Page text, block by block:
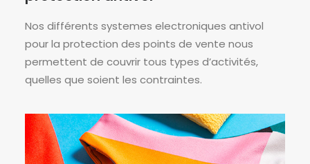
Nos différents systemes electroniques antivol
pour la protection des points de vente nous
permettent de couvrir tous types d’activités,
quelles que soient les contraintes.